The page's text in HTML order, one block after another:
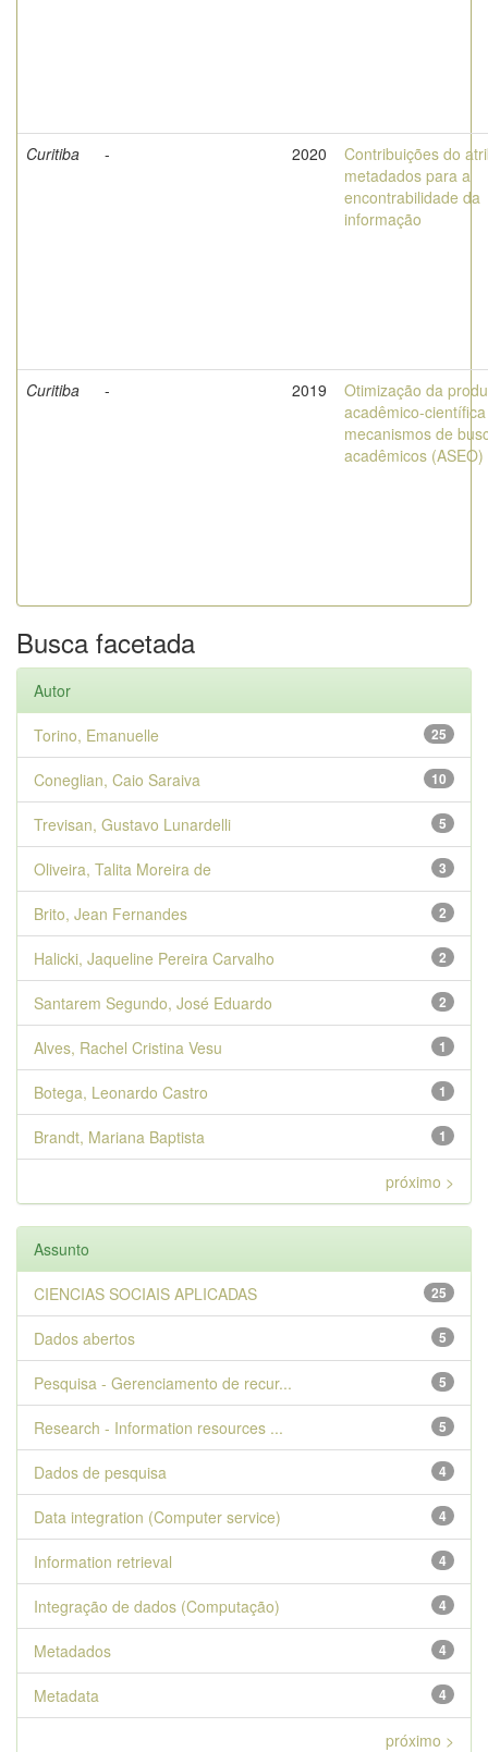
Curitiba - 2020
Contribuições do
metadados para a
encontrabilidade da
informação
Curitiba - 2019
Otimização da
acadêmico-
mecanismos de
acadêmicos (ASEO)
Busca facetada
Autor
25
Torino, Emanuelle
10
Coneglian, Caio Saraiva
5
Trevisan, Gustavo Lunardelli
3
Oliveira, Talita Moreira de
2
Brito, Jean Fernandes
2
Halicki, Jaqueline Pereira Carvalho
2
Santarem Segundo, José Eduardo
1
Alves, Rachel Cristina Vesu
1
Botega, Leonardo Castro
1
Brandt, Mariana Baptista
próximo >
Assunto
25
CIENCIAS SOCIAIS APLICADAS
5
Dados abertos
5
Pesquisa - Gerenciamento de recur...
5
Research - Information resources ...
4
Dados de pesquisa
4
Data integration (Computer service)
4
Information retrieval
4
Integração de dados (Computação)
4
Metadados
4
Metadata
próximo >